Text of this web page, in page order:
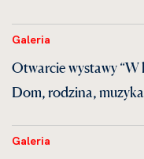
Galeria
Otwarcie wystawy
Dom, rodzina,
Galeria